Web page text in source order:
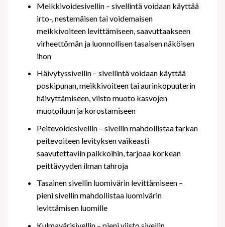
Meikkivoidesivellin – sivellintä voidaan käyttää
irto-, nestemäisen tai voidemaisen
meikkivoiteen levittämiseen, saavuttaakseen
virheettömän ja luonnollisen tasaisen näköisen
ihon
Häivytyssivellin – sivellintä voidaan käyttää
poskipunan, meikkivoiteen tai aurinkopuuterin
häivyttämiseen, viisto muoto kasvojen
muotoiluun ja korostamiseen
Peitevoidesivellin – sivellin mahdollistaa tarkan
peitevoiteen levityksen vaikeasti
saavutettaviin paikkoihin, tarjoaa korkean
peittävyyden ilman tahroja
Tasainen sivellin luomivärin levittämiseen –
pieni sivellin mahdollistaa luomivärin
levittämisen luomille